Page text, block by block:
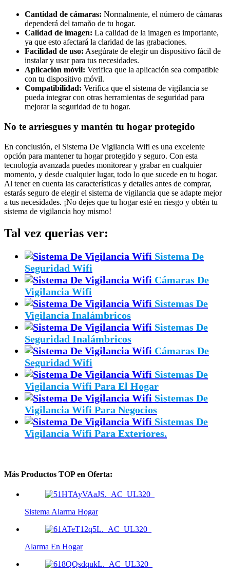
Cantidad de cámaras: Normalmente, el número de cámaras
dependerá del tamaño de tu hogar.
Calidad de imagen: La calidad de la imagen es importante,
ya que esto afectará la claridad de las grabaciones.
Facilidad de uso: Asegúrate de elegir un dispositivo fácil de
instalar y usar para tus necesidades.
Aplicación móvil: Verifica que la aplicación sea compatible
con tu dispositivo móvil.
Compatibilidad: Verifica que el sistema de vigilancia se
pueda integrar con otras herramientas de seguridad para
mejorar la seguridad de tu hogar.
No te arriesgues y mantén tu hogar protegido
En conclusión, el Sistema De Vigilancia Wifi es una excelente
opción para mantener tu hogar protegido y seguro. Con esta
tecnología avanzada puedes monitorear y grabar en cualquier
momento, y desde cualquier lugar, todo lo que sucede en tu hogar.
Al tener en cuenta las características y detalles antes de comprar,
estarás seguro de elegir el sistema de vigilancia que se adapte mejor
a tus necesidades. ¡No dejes que tu hogar esté en riesgo y obtén tu
sistema de vigilancia hoy mismo!
Tal vez querias ver:
Sistema De
Seguridad Wifi
Cámaras De
Vigilancia Wifi
Sistemas De
Vigilancia Inalámbricos
Sistemas De
Seguridad Inalámbricos
Cámaras De
Seguridad Wifi
Sistemas De
Vigilancia Wifi Para El Hogar
Sistemas De
Vigilancia Wifi Para Negocios
Sistemas De
Vigilancia Wifi Para Exteriores.
Más Productos TOP en Oferta:
Sistema Alarma Hogar
Alarma En Hogar